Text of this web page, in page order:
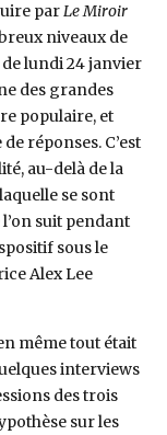
parLe Miroir
niveaux de
lundi 24 janvier
des grandes
populaire, et
réponses. C’est
au-delà de la
se sont
suit pendant
sous le
Alex Lee
même tout était
interviews
des trois
sur les